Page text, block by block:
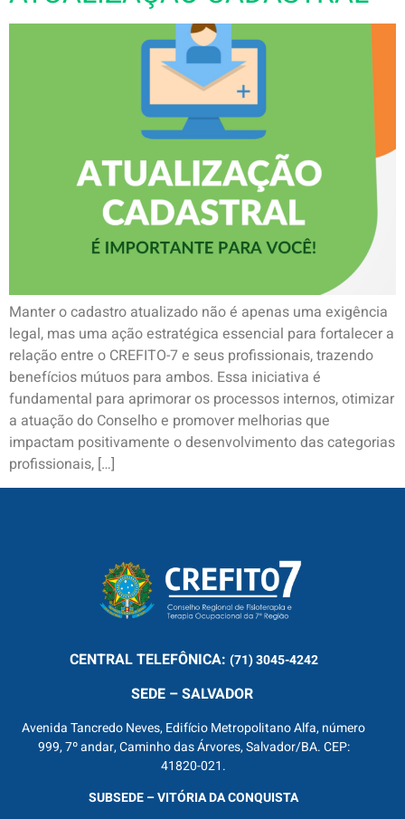
Manter o cadastro atualizado não é apenas uma exigência
legal, mas uma ação estratégica essencial para fortalecer a
relação entre o CREFITO-7 e seus profissionais, trazendo
benefícios mútuos para ambos. Essa iniciativa é
fundamental para aprimorar os processos internos, otimizar
a atuação do Conselho e promover melhorias que
impactam positivamente o desenvolvimento das categorias
profissionais, […]
CENTRALTELEFÔNICA: (71) 3045-4242
SEDE – SALVADOR
Avenida Tancredo Neves, Edifício Metropolitano Alfa, número
999, 7º andar, Caminho das Árvores, Salvador/BA. CEP:
41820-021.
SUBSEDE – VITÓRIA DA CONQUISTA